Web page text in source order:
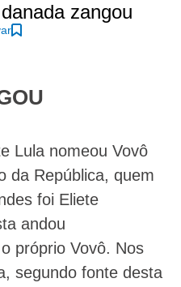
zangou
Lula nomeou Vovô
da República, quem
foi Eliete
andou
próprio Vovô. Nos
segundo fonte desta